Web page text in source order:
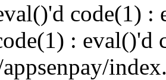
code(1) :
: eval()'d